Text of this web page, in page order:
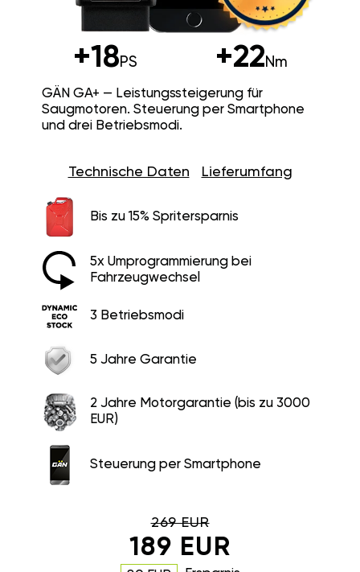
+18PS +22Nm
GÄN GA+ — Leistungssteigerung für
Saugmotoren. Steuerung per Smartphone
und drei Betriebsmodi.
Technische Daten Lieferumfang
Bis zu 15% Spritersparnis
5x Umprogrammierung bei
Fahrzeugwechsel
3 Betriebsmodi
5 Jahre Garantie
2 Jahre Motorgarantie (bis zu 3000
EUR)
Steuerung per Smartphone
269 EUR
189 EUR